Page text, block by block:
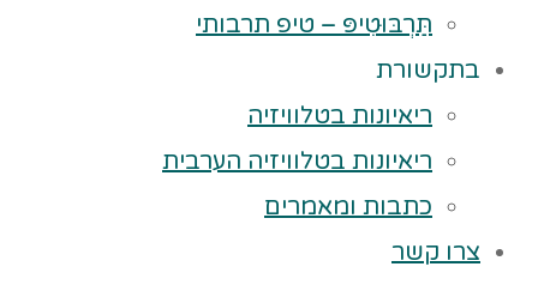
תַּרְבּוּטִיפּ – טיפ תרבותי
בתקשורת
ריאיונות בטלוויזיה
ריאיונות בטלוויזיה הערבית
כתבות ומאמרים
צרו קשר